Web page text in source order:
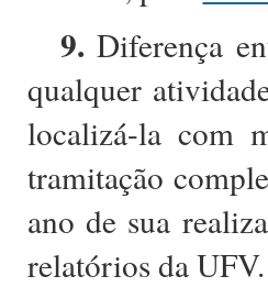
9. Diferença
qualquer
localizá-la com
tramitação
ano de sua
relatórios da UFV.